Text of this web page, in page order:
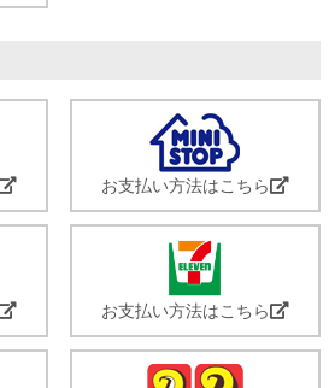
お支払い方法はこちら
お支払い方法はこちら